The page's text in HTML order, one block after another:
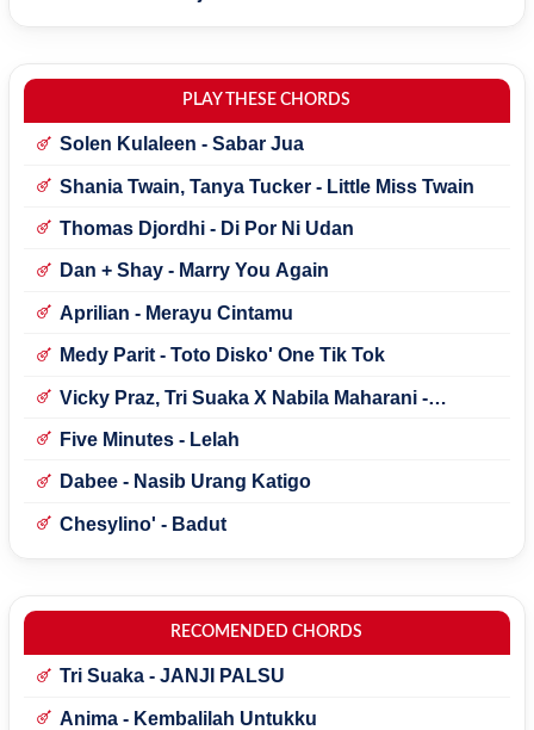
PLAY THESE CHORDS
Solen Kulaleen - Sabar Jua
Shania Twain, Tanya Tucker - Little Miss Twain
Thomas Djordhi - Di Por Ni Udan
Dan + Shay - Marry You Again
Aprilian - Merayu Cintamu
Medy Parit - Toto Disko' One Tik Tok
Vicky Praz, Tri Suaka X Nabila Maharani -
Five Minutes - Lelah
Dabee - Nasib Urang Katigo
Chesylino' - Badut
RECOMENDED CHORDS
Tri Suaka - JANJI PALSU
Anima - Kembalilah Untukku